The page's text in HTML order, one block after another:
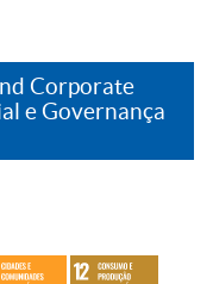
Corporate
e Governança